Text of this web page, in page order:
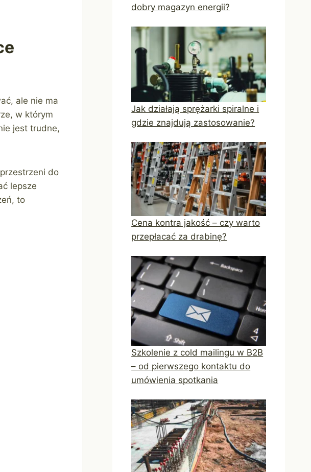
ale nie ma
w którym
jest trudne,
do
lepsze
to
dobry magazyn energii?
Jak działają sprężarki spiralne i
gdzie znajdują zastosowanie?
Cena kontra jakość – czy warto
przepłacać za drabinę?
Szkolenie z cold mailingu w B2B
– od pierwszego kontaktu do
umówienia spotkania